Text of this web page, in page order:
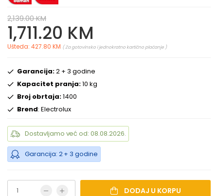
2,139.00 KM
1,711.20 KM
Ušteda: 427.80 KM ( Za gotovinsko i jednokratno kartično plaćanje )
Garancija:2 + 3 godine
Kapacitet pranja:10 kg
Broj obrtaja:1400
Brend: Electrolux
Dostavljamo već od: 08.08.2026.
Garancija: 2 + 3 godine
DODAJ U KORPU